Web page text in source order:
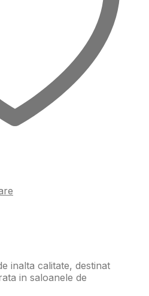
inalta calitate, destinat
in saloanele de